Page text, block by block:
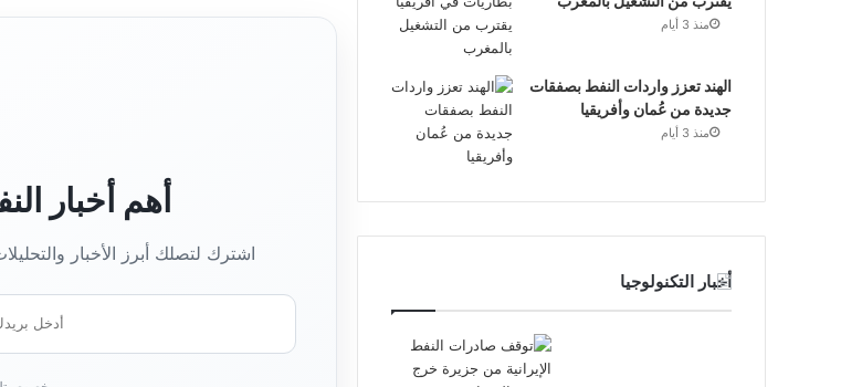
أهم أخبار
اشترك لتصلك أبرز الأخبار
أ
خ
منذ 3 أيام
الهند تعزز واردات النفط بصفقات
جديدة من عُمان وأفريقيا
منذ 3 أيام
أخبار التكنولوجيا